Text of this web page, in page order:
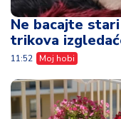
Ne bacajte
trikova
11:52 Moj hobi